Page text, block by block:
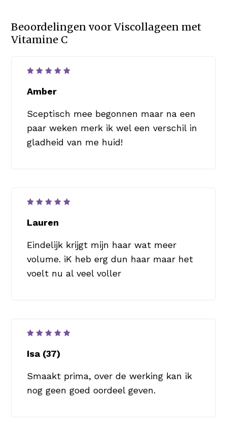
Beoordelingen voorViscollageen met
Vitamine C
5 uit 5
Amber
Sceptisch mee begonnen maar na een
paar weken merk ik wel een verschil in
gladheid van me huid!
5Lauren
Eindelijk krijgt mijn haar wat meer
volume. iK heb erg dun haar maar het
voelt nu al veel voller
5 uit 5
Isa (37)
Smaakt prima, over de werking kan ik
nog geen goed oordeel geven.